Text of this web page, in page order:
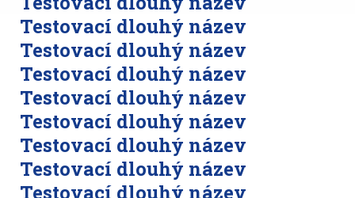
Testovací dlouhý název
Testovací dlouhý název
Testovací dlouhý název
Testovací dlouhý název
Testovací dlouhý název
Testovací dlouhý název
Testovací dlouhý název
Testovací dlouhý název